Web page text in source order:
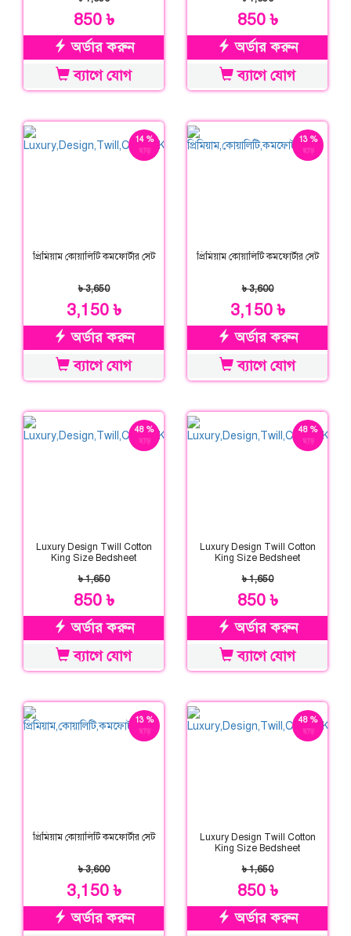
850 ৳
অর্ডার করুন
ব্যাগে যোগ
850 ৳
অর্ডার করুন
ব্যাগে যোগ
14 %
ছাড়
প্রিমিয়াম কোয়ালিটি কমফোর্টার সেট
৳ 3,650
3,150 ৳
অর্ডার করুন
ব্যাগে যোগ
13 %
ছাড়
প্রিমিয়াম কোয়ালিটি কমফোর্টার সেট
৳ 3,600
3,150 ৳
অর্ডার করুন
ব্যাগে যোগ
48 %
ছাড়
Luxury Design Twill Cotton
King Size Bedsheet
৳ 1,650
850 ৳
অর্ডার করুন
ব্যাগে যোগ
48 %
ছাড়
Luxury Design Twill Cotton
King Size Bedsheet
৳ 1,650
850 ৳
অর্ডার করুন
ব্যাগে যোগ
13 %
ছাড়
প্রিমিয়াম কোয়ালিটি কমফোর্টার সেট
৳ 3,600
3,150 ৳
অর্ডার করুন
48 %
ছাড়
Luxury Design Twill Cotton
King Size Bedsheet
৳ 1,650
850 ৳
অর্ডার করুন